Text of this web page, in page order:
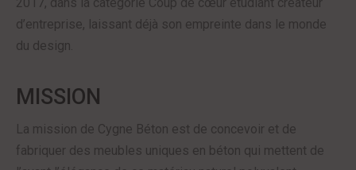
d’entreprise, laissant déjà son empreinte dans le monde
du design.
MISSION
La mission de Cygne Béton est de concevoir et de
fabriquer des meubles uniques en béton qui mettent de